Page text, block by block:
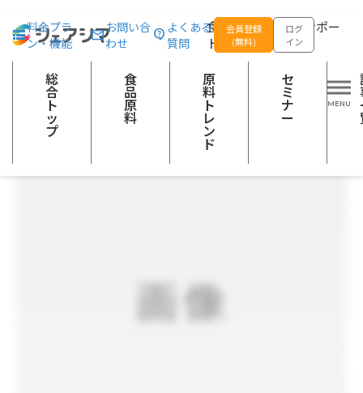
食品の企画開発をサポー
トする
料金プラ
ン・機能
お問い合
わせ
よくある
質問
会員登録
(無料)
ログ
イン
総
合
ト
ッ
プ
食
品
原
料
原
料
ト
レ
ン
ド
セ
ミ
ナ
ー
総合トップ 食品原料 サフラン
ハーブ類